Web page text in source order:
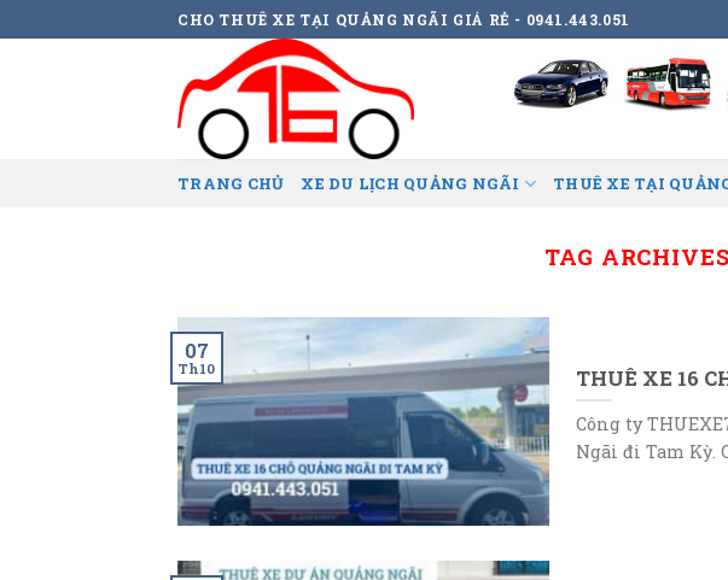
to
CHO THUÊ XE TẠI QUẢNG NGÃI GIÁ RẺ - 0941.443.051
TRANG CHỦ XE DU LỊCH QUẢNG NGÃI THUÊ XE TẠI
TAG
THUÊ XE 16
Công ty
Ngãi đi Tam Kỳ.
07
Th10